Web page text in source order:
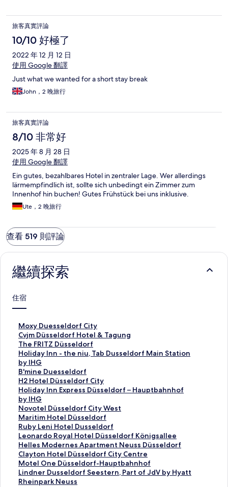
旅客真實評論
10/10 好極了
2022 年 12 月 12 日
使用 Google 翻譯
Just what we wanted for a short stay break
John，2 晚旅行
旅客真實評論
8/10 非常好
2025 年 8 月 28 日
使用 Google 翻譯
Ein gutes, bezahlbares Hotel in zentraler Lage. Wer allerdings
lärmempfindlich ist, sollte sich unbedingt ein Zimmer zum
Innenhof hin buchen! Gutes Frühstück bei uns inklusive.
Ute，2 晚旅行
查看 519 則評論
繼續探索
住宿
Moxy Duesseldorf City
M
o
x
y
D
u
e
s
s
e
l
d
o
r
f
C
i
t
Cvjm Düsseldorf Hotel & Tagung
C
v
j
m
D
ü
s
s
e
l
d
o
r
f
H
o
t
The FRITZ Düsseldorf
T
h
e
F
R
I
T
Z
D
ü
s
s
e
l
d
o
Holiday Inn - the niu, Tab Dusseldorf Main Station
by IHG
H
o
l
i
d
a
y
I
n
n
-
t
h
e
n
B'mine Duesseldorf
B
'
m
i
n
e
D
u
e
s
s
e
l
H2 Hotel Düsseldorf City
H
2
H
o
t
e
l
D
ü
s
s
e
Holiday Inn Express Düsseldorf – Hauptbahnhof
by IHG
H
o
l
i
d
a
y
I
n
n
E
Novotel Düsseldorf City West
N
o
v
o
t
e
l
D
ü
Maritim Hotel Düsseldorf
M
a
r
i
t
i
m
H
Ruby Leni Hotel Dusseldorf
R
u
b
y
L
e
n
Leonardo Royal Hotel Düsseldorf Königsallee
L
e
o
n
a
r
Helles Modernes Apartment Neuss Düsseldorf
H
e
l
l
e
Clayton Hotel Düsseldorf City Centre
C
l
a
y
Motel One Düsseldorf-Hauptbahnhof
M
o
t
Lindner Dusseldorf Seestern, Part of JdV by Hyatt
L
iRheinpark Neuss
R